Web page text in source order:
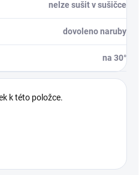
nelze sušit v sušičce
dovoleno naruby
na 30°
k této položce.